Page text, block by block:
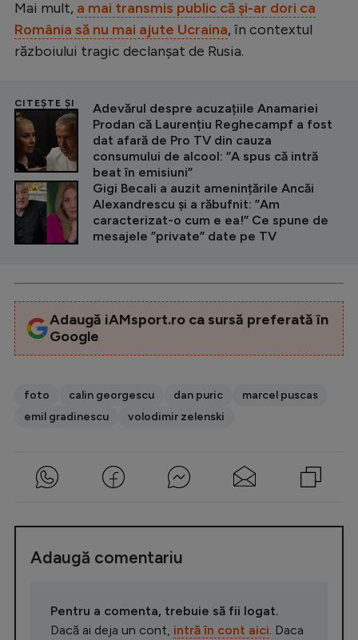
Mai mult, a mai transmis public că și-ar dori ca
România să nu mai ajute Ucraina, în contextul
războiului tragic declanșat de Rusia.
CITEȘTE ȘI
Adevărul despre acuzațiile Anamariei
Prodan că Laurențiu Reghecampf a fost
dat afară de Pro TV din cauza
consumului de alcool: ”A spus că intră
beat în emisiuni”
Gigi Becali a auzit amenințările Ancăi
Alexandrescu și a răbufnit: ”Am
caracterizat-o cum e ea!” Ce spune de
mesajele ”private” date pe TV
Adaugă iAMsport.ro ca sursă preferată în
Google
foto calin georgescu dan puric
marcel puscas
emil gradinescu
volodimir zelenski
Adaugă comentariu
Pentru a comenta, trebuie să fii logat.
Dacă ai deja un cont, intră în cont aici. Daca